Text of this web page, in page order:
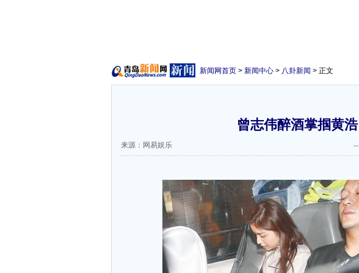
新闻网首页 > 新闻中心 > 八卦新闻 > 正文
曾志伟醉酒掌掴黄浩
来源：网易娱乐 --